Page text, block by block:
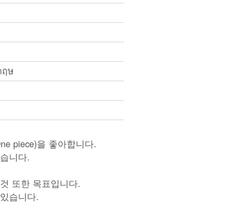
ฤษ
piece)을 좋아합니다.
니다.
또한 목표입니다.
습니다.